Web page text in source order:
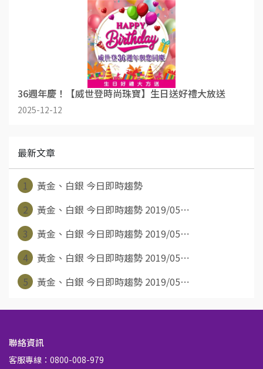
36週年慶！【威世登時尚珠寶】生日送好禮大放送
2025-12-12
最新文章
1
黃金、白銀 今日即時趨勢
2
黃金、白銀 今日即時趨勢 2019/05⋯
3
黃金、白銀 今日即時趨勢 2019/05⋯
4
黃金、白銀 今日即時趨勢 2019/05⋯
5
黃金、白銀 今日即時趨勢 2019/05⋯
聯絡資訊
客服專線：0800-008-979